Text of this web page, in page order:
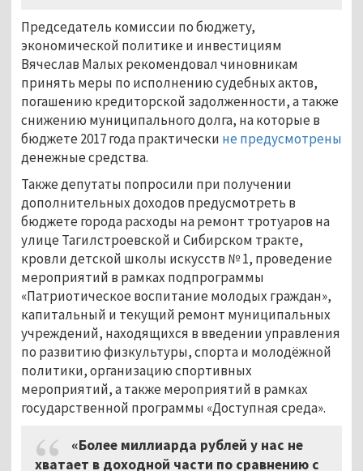
Председатель комиссии по бюджету,
экономической политике и инвестициям
Вячеслав Малых рекомендовал чиновникам
принять меры по исполнению судебных актов,
погашению кредиторской задолженности, а также
снижению муниципального долга, на которые в
бюджете 2017 года практически не предусмотрены
денежные средства.
Также депутаты попросили при получении
дополнительных доходов предусмотреть в
бюджете города расходы на ремонт тротуаров на
улице Тагилстроевской и Сибирском тракте,
кровли детской школы искусств № 1, проведение
мероприятий в рамках подпрограммы
«Патриотическое воспитание молодых граждан»,
капитальный и текущий ремонт муниципальных
учреждений, находящихся в введении управления
по развитию физкультуры, спорта и молодёжной
политики, организацию спортивных
мероприятий, а также мероприятий в рамках
государственной программы «Доступная среда».
«Более миллиарда рублей у нас не
хватает в доходной части по сравнению с